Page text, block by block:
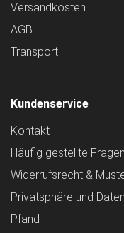
Versandkosten
AGB
Transport
Kundenservice
Kontakt
Häufig gestellte Fragen
Widerrufsrecht &
Privatsphäre und
Pfand